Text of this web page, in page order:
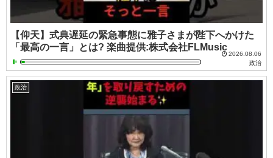
【仰天】式典遅延の緊急事態に雅子さまが陛下へかけた
「最高の一言」とは? 楽曲提供:株式会社FLMusic
2026.08.06
政治
政治